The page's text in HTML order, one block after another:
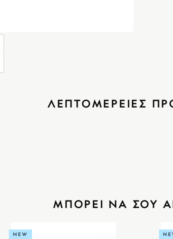
ΛΕΠΤΟΜΕΡΕΙΕΣ
ΜΠΟΡΕΙ ΝΑ ΣΟΥ
NEW